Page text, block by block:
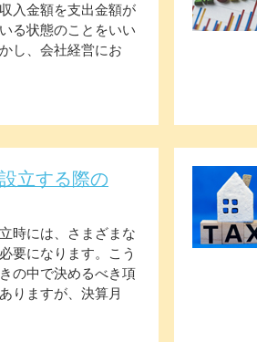
入金額を支出金額が
る状態のことをいい
し、会社経営にお
立する際の
時には、さまざまな
要になります。こう
の中で決めるべき項
りますが、決算月